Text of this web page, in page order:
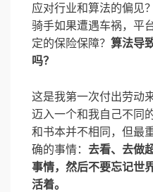
应对行业和算法的偏见
骑手如果遭遇车祸，平
定的保险保障？ 算法导
吗？
这是我第一次付出劳动
迈入一个和我自己不同
和书本并不相同，但最
确的事情： 去看、去做
事情，然后不要忘记世
活着。